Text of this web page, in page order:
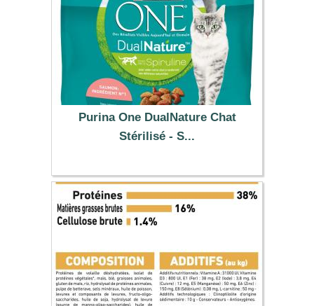
Purina One DualNature Chat
Stérilisé - S...
7.99 €